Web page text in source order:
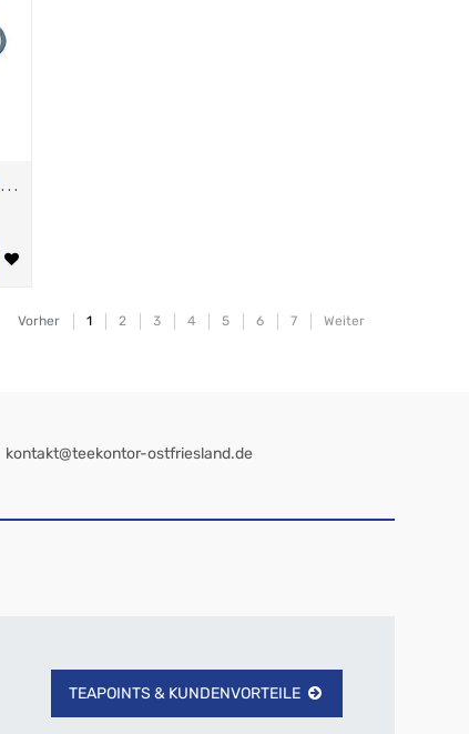
Vorher 1 2 3 4 5 6 7 Weiter
kontakt@teekontor-ostfriesland.de
TEAPOINTS & KUNDENVORTEILE